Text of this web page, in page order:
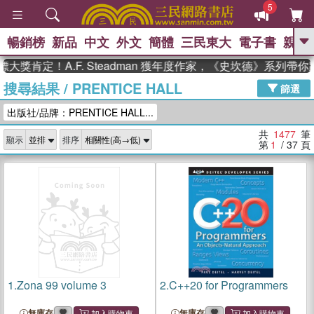
5
GO
熱搜： 東野圭吾 高希均教授回憶錄
、 The Odyssey 、 父親節 、 如果歷
史是一群喵
獎 臺灣漫遊錄 、 方念華 、 台灣的李
登輝時代
數學女孩：黎曼猜想 、
偉大的迷走神經
暢銷榜 新品 中文 外文 簡體 三民東大 電子書 親子
定！A.F. Steadman 獲年度作家，《史坎德》系列帶你踏上熱
搜尋結果/ PRENTICE HALL
篩選
出版社/品牌：PRENTICE HALL...
顯示 排序 共 1477 筆
第 1 / 37 頁
1.Zona 99 volume 3 2.C++20 for Programmers